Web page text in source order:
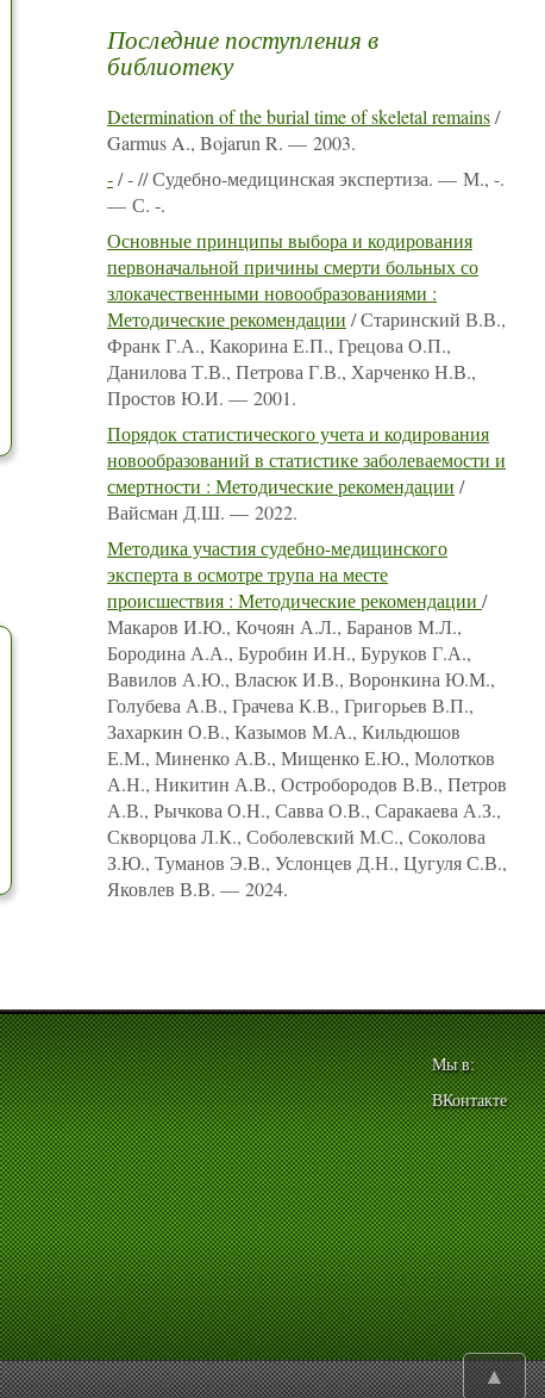
Последние поступления в
библиотеку
Determination of the burial time of skeletal remains/
Garmus A., Bojarun R. — 2003.
-/ - // Судебно-медицинская экспертиза. — М., -.
— С. -.
Основные принципы выбора и кодирования
первоначальной причины смерти больных со
злокачественными новообразованиями :
Методические рекомендации / Старинский В.В.,
Франк Г.А., Какорина Е.П., Грецова О.П.,
Данилова Т.В., Петрова Г.В., Харченко Н.В.,
Простов Ю.И. — 2001.
Порядок статистического учета и кодирования
новообразований в статистике заболеваемости и
смертности : Методические рекомендации /
Вайсман Д.Ш. — 2022.
Методика участия судебно-медицинского
эксперта в осмотре трупа на месте
происшествия : Методические рекомендации /
Макаров И.Ю., Кочоян А.Л., Баранов М.Л.,
Бородина А.А., Буробин И.Н., Буруков Г.А.,
Вавилов А.Ю., Власюк И.В., Воронкина Ю.М.,
Голубева А.В., Грачева К.В., Григорьев В.П.,
Захаркин О.В., Казымов М.А., Кильдюшов
Е.М., Миненко А.В., Мищенко Е.Ю., Молотков
А.Н., Никитин А.В., Остробородов В.В., Петров
А.В., Рычкова О.Н., Савва О.В., Саракаева А.З.,
Скворцова Л.К., Соболевский М.С., Соколова
З.Ю., Туманов Э.В., Услонцев Д.Н., Цугуля С.В.,
Яковлев В.В. — 2024.
Мы в:
ВКонтакте
▲